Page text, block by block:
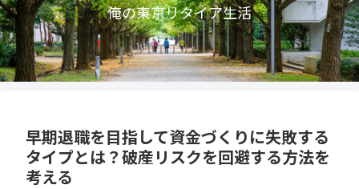
俺の東京リタイア生活
早期退職を目指して資金づくりに失敗する
タイプとは？破産リスクを回避する方法を
考える